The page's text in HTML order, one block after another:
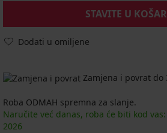
STAVITE U
Dodati u omiljene
Zamjena i povrat do
Roba ODMAH spremna za slanje.
Naručite već danas, roba će biti kod vas:
2026